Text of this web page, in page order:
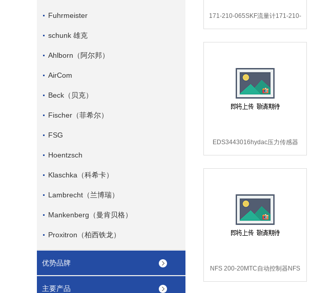
Fuhrmeister
schunk 雄克
Ahlborn（阿尔邦）
AirCom
Beck（贝克）
Fischer（菲希尔）
FSG
Hoentzsch
Klaschka（科希卡）
Lambrecht（兰博瑞）
Mankenberg（曼肯贝格）
Proxitron（柏西铁龙）
优势品牌
主要产品
171-210-065SKF流量计171-210-
065*.
EDS3443016hydac压力传感器
EDS3443016*.
NFS 200-20MTC自动控制器NFS
200-20*.